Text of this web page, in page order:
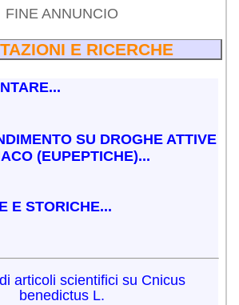
FINE ANNUNCIO
E RICERCHE
SU DROGHE ATTIVE
(EUPEPTICHE)...
E STORICHE...
articoli scientifici su Cnicus
benedictus L.